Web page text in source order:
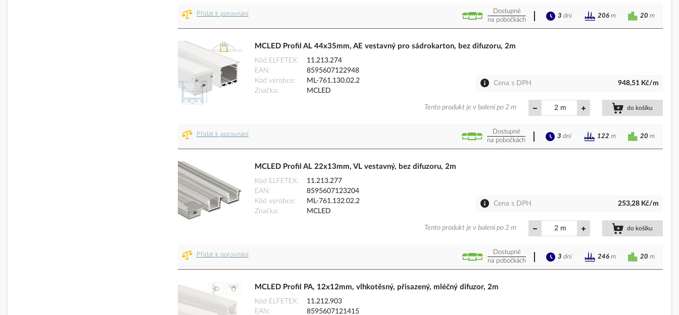
Přidat k porovnání
Dostupné
na pobočkách
20 m
3 dní 206 m
MCLED Profil AL 44x35mm, AE vestavný pro sádrokarton, bez difuzoru, 2m
Kód ELFETEX
11.213.274
EAN
8595607122948
Kód výrobce
ML-761.130.02.2
Značka
MCLED
Cena s DPH 948,51 Kč/m
m do košíku
Tento produkt je v balení po 2 m
Přidat k porovnání
Dostupné
na pobočkách
20 m
3 dní 122 m
MCLED Profil AL 22x13mm, VL vestavný, bez difuzoru, 2m
Kód ELFETEX
11.213.277
EAN
8595607123204
Kód výrobce
ML-761.132.02.2
Značka
MCLED
Cena s DPH 253,28 Kč/m
m do košíku
Tento produkt je v balení po 2 m
Přidat k porovnání
Dostupné
na pobočkách
20 m
3 dní 246 m
MCLED Profil PA, 12x12mm, vlhkotěsný, přisazený, mléčný difuzor, 2m
Kód ELFETEX
11.212.903
EAN
8595607121415